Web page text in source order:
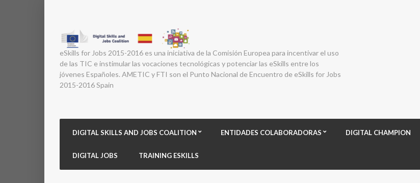
eSkills for Jobs 2015-2016 es una iniciativa de la Comisión Europea para incentivar el uso
de las TIC e instimular las vocaciones tecnológicas y potenciar las eSkills entre los
jóvenes Españoles. AMETIC y FTI son el Punto Nacional de Encuentro de eSkills for Jobs
2015-2016 Spain
DIGITAL SKILLS AND JOBS COALITION ENTIDADES COLABORADORAS DIGITAL CHAMPION
DIGITAL JOBS TRAINING ESKILLS